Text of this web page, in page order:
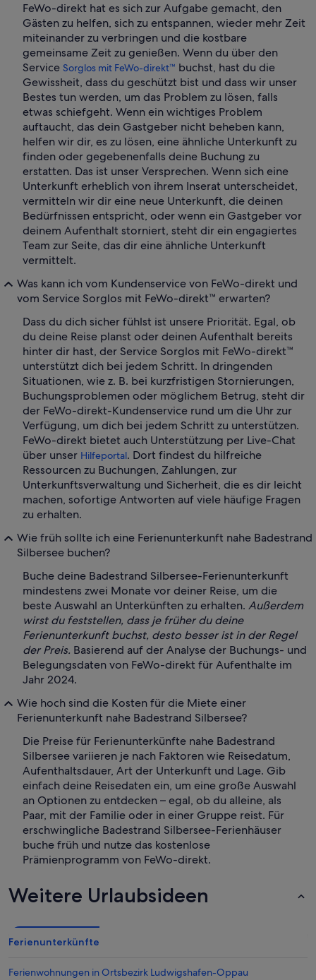
FeWo-direkt hat es sich zur Aufgabe gemacht, den
Gästen zu helfen, sich zu entspannen, wieder mehr Zeit
miteinander zu verbringen und die kostbare
gemeinsame Zeit zu genießen. Wenn du über den
Service Sorglos mit FeWo-direkt™ buchst, hast du die
Gewissheit, dass du geschützt bist und dass wir unser
Bestes tun werden, um das Problem zu lösen, falls
etwas schiefgeht. Wenn ein wichtiges Problem
auftaucht, das dein Gastgeber nicht beheben kann,
helfen wir dir, es zu lösen, eine ähnliche Unterkunft zu
finden oder gegebenenfalls deine Buchung zu
erstatten. Das ist unser Versprechen. Wenn sich eine
Unterkunft erheblich von ihrem Inserat unterscheidet,
vermitteln wir dir eine neue Unterkunft, die deinen
Bedürfnissen entspricht, oder wenn ein Gastgeber vor
deinem Aufenthalt storniert, steht dir ein engagiertes
Team zur Seite, das dir eine ähnliche Unterkunft
vermittelt.
Was kann ich vom Kundenservice von FeWo-direkt und
vom Service Sorglos mit FeWo-direkt™ erwarten?
Dass du dich sicher fühlst ist unsere Priorität. Egal, ob
du deine Reise planst oder deinen Aufenthalt bereits
hinter dir hast, der Service Sorglos mit FeWo-direkt™
unterstützt dich bei jedem Schritt. In dringenden
Situationen, wie z. B. bei kurzfristigen Stornierungen,
Buchungsproblemen oder möglichem Betrug, steht dir
der FeWo-direkt-Kundenservice rund um die Uhr zur
Verfügung, um dich bei jedem Schritt zu unterstützen.
FeWo-direkt bietet auch Unterstützung per Live-Chat
über unser Hilfeportal. Dort findest du hilfreiche
Ressourcen zu Buchungen, Zahlungen, zur
Unterkunftsverwaltung und Sicherheit, die es dir leicht
machen, sofortige Antworten auf viele häufige Fragen
zu erhalten.
Wie früh sollte ich eine Ferienunterkunft nahe Badestrand
Silbersee buchen?
Buche deine Badestrand Silbersee-Ferienunterkunft
mindestens zwei Monate vor deiner Reise, um die
beste Auswahl an Unterkünften zu erhalten. Außerdem
wirst du feststellen, dass je früher du deine
Ferienunterkunft buchst, desto besser ist in der Regel
der Preis. Basierend auf der Analyse der Buchungs- und
Belegungsdaten von FeWo-direkt für Aufenthalte im
Jahr 2024.
Wie hoch sind die Kosten für die Miete einer
Ferienunterkunft nahe Badestrand Silbersee?
Die Preise für Ferienunterkünfte nahe Badestrand
Silbersee variieren je nach Faktoren wie Reisedatum,
Aufenthaltsdauer, Art der Unterkunft und Lage. Gib
einfach deine Reisedaten ein, um eine große Auswahl
an Optionen zu entdecken – egal, ob du alleine, als
Paar, mit der Familie oder in einer Gruppe reist. Für
erschwingliche Badestrand Silbersee-Ferienhäuser
buche früh und nutze das kostenlose
Prämienprogramm von FeWo-direkt.
Weitere Urlaubsideen
Ferienunterkünfte
Ferienwohnungen in Ortsbezirk Ludwigshafen-Oppau